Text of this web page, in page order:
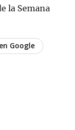
la Semana
Google